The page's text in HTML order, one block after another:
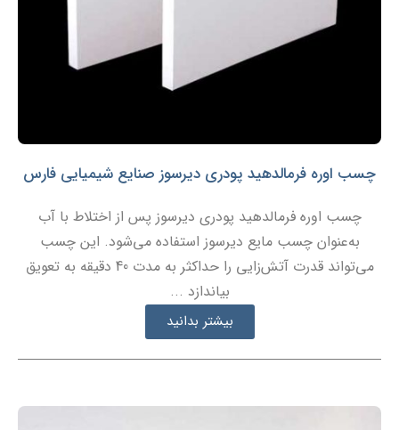
چسب اوره فرمالدهید پودری دیرسوز صنایع شیمیایی فارس
چسب اوره فرمالدهید پودری دیرسوز پس از اختلاط با آب
به‌عنوان چسب مایع دیرسوز استفاده می‌شود. این چسب
می‌تواند قدرت آتش‌زایی را حداکثر به مدت 40 دقیقه به تعویق
بیاندازد ...
بیشتر بدانید